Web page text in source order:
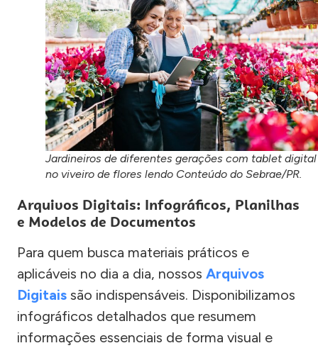
Jardineiros de diferentes gerações com tablet digital
no viveiro de flores lendo Conteúdo do Sebrae/PR.
Arquivos Digitais: Infográficos, Planilhas
e Modelos de Documentos
Para quem busca materiais práticos e
aplicáveis no dia a dia, nossos Arquivos
Digitais são indispensáveis. Disponibilizamos
infográficos detalhados que resumem
informações essenciais de forma visual e